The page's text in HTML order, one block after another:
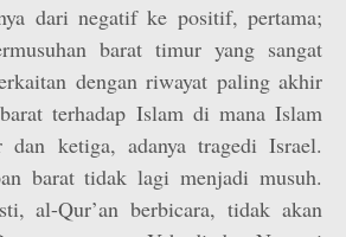
dari negatif ke positif, pertama;
barat timur yang sangat
dengan riwayat paling akhir
terhadap Islam di mana Islam
dan ketiga, adanya tragedi Israel.
barat tidak lagi menjadi musuh.
al-Qur’an berbicara, tidak akan